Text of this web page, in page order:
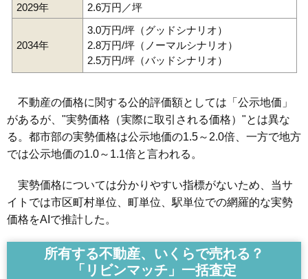
2029年
2.6万円／坪
2034年
3.0万円/坪（グッドシナリオ）
2.8万円/坪（ノーマルシナリオ）
2.5万円/坪（バッドシナリオ）
不動産の価格に関する公的評価額としては「公示地価」
があるが、"実勢価格（実際に取引される価格）"とは異な
る。都市部の実勢価格は公示地価の1.5～2.0倍、一方で地方
では公示地価の1.0～1.1倍と言われる。
実勢価格については分かりやすい指標がないため、当サ
イトでは市区町村単位、町単位、駅単位での網羅的な実勢
価格をAIで推計した。
所有する不動産、いくらで売れる？
「リビンマッチ」一括査定